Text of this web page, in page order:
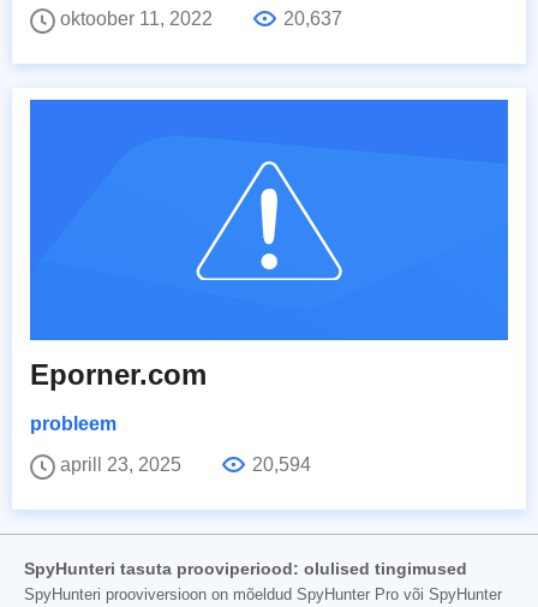
oktoober 11, 2022
20,637
Eporner.com
probleem
aprill 23, 2025
20,594
SpyHunteri tasuta prooviperiood: olulised tingimused
SpyHunteri prooviversioon on mõeldud SpyHunter Pro või SpyHunter